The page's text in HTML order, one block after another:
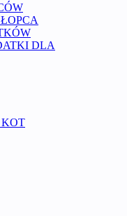
DLA